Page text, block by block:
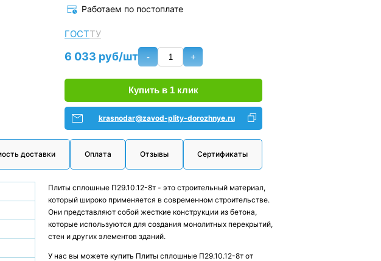
Работаем по постоплате
ГОСТТУ
6 033 руб/шт - +
Купить в 1 клик
krasnodar@zavod-plity-dorozhnye.ru
доставки Оплата Отзывы Сертификаты
Плиты сплошные П29.10.12-8т - это строительный материал,
который широко применяется в современном строительстве.
Они представляют собой жесткие конструкции из бетона,
которые используются для создания монолитных перекрытий,
стен и других элементов зданий.
У нас вы можете купить Плиты сплошные П29.10.12-8т от